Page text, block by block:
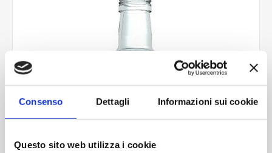
Consenso Dettagli Informazioni sui cookie
Questo sito web utilizza i cookie